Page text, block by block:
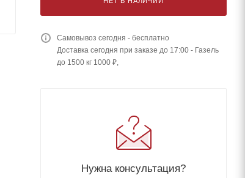
Самовывоз сегодня - бесплатно
Доставка сегодня при заказе до 17:00 - Газель
до 1500 кг 1000 ₽,
Нужна консультация?